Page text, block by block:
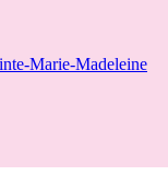
Marie-Madeleine